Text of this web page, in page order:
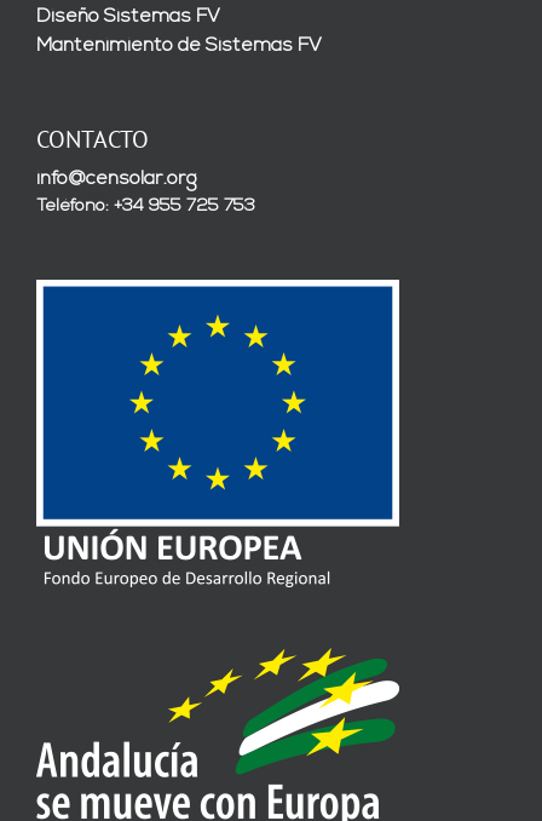
Diseño Sistemas FV
Mantenimiento de Sistemas FV
CONTACTO
info@censolar.org
Teléfono: +34 955 725 753